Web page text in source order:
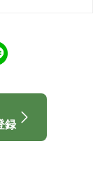
録